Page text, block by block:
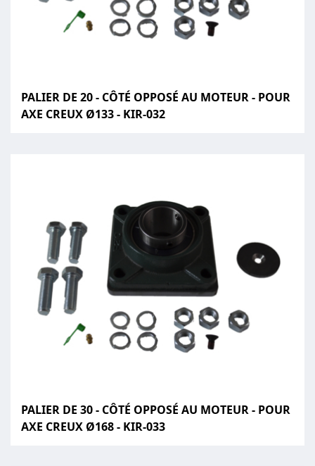
PALIER DE 20 - CÔTÉ OPPOSÉ AU MOTEUR - POUR
AXE CREUX Ø133 - KIR-032
PALIER DE 30 - CÔTÉ OPPOSÉ AU MOTEUR - POUR
AXE CREUX Ø168 - KIR-033